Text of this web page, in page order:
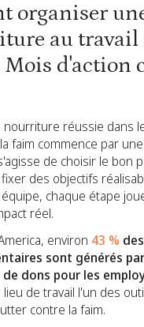
organiser
au travail
Mois d'action
nourriture réussie dans
faim commence par
de choisir le bon
des objectifs
chaque étape
réel.
environ 43 %
sont générés
dons pour les
de travail l'un des
contre la faim.